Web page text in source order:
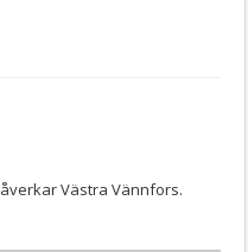
Västra Vännfors.